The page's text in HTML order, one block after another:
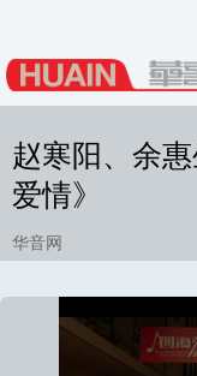
赵寒阳、余
爱情》
华音网